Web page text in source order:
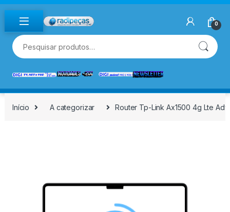
Skip to navigation
Skip to content
0
Pesquisar por:
Início A categorizar Router Tp-Link Ax1500 4g Lte